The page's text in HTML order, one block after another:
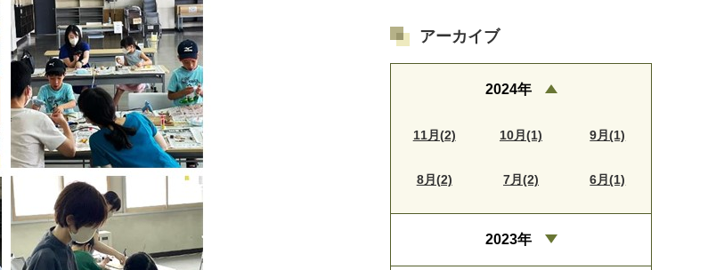
アーカイブ
2024年
11月(2) 10月(1) 9月(1)
8月(2) 7月(2) 6月(1)
2023年